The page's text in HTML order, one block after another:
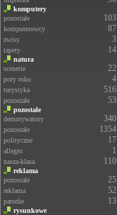
komputery
pozostałe
103
komputerowcy 87
zwisy 3
tapety 14
natura
scenerie
22
pory roku 4
turystyka 516
pozostałe 53
pozostałe
demotywatory
340
pozostałe 1354
polityczne 17
allegro 1
nasza-klasa 110
reklama
pozostałe
25
reklama 52
parodie 13
rysunkowe